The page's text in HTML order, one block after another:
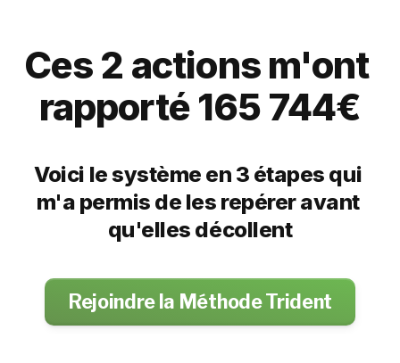
Ces 2 actions m'ont
rapporté 165 744€
Voici le système en 3 étapes qui
m'a permis de les repérer avant
qu'elles décollent
Rejoindre la Méthode Trident